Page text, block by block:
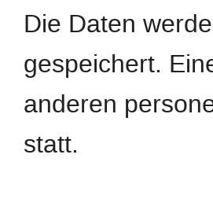
Die Daten
gespeichert.
anderen
statt.